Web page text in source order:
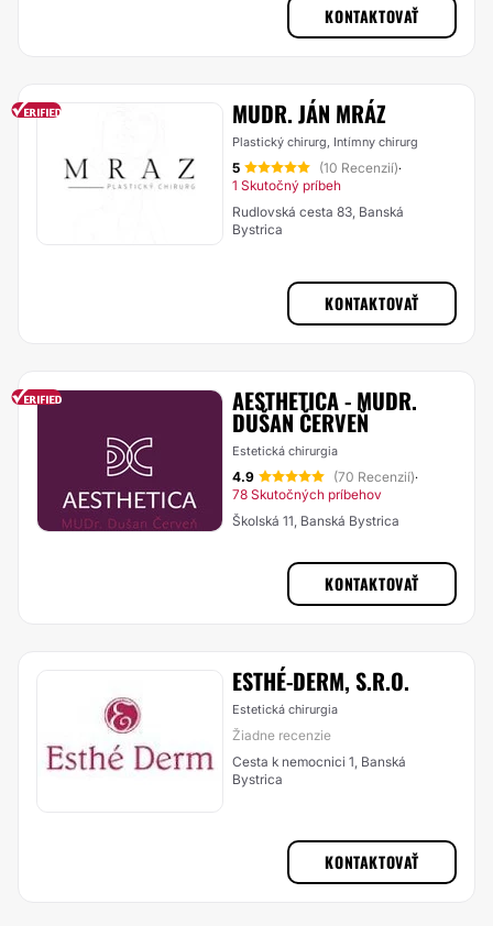
KONTAKTOVAŤ
MUDR. JÁN MRÁZ
Plastický chirurg, Intímny chirurg
5 (10 Recenzií)·
1 Skutočný príbeh
Rudlovská cesta 83, Banská
Bystrica
KONTAKTOVAŤ
AESTHETICA - MUDR.
DUŠAN ČERVEŇ
Estetická chirurgia
4.9 (70 Recenzií)·
78 Skutočných príbehov
Školská 11, Banská Bystrica
KONTAKTOVAŤ
ESTHÉ-DERM, S.R.O.
Estetická chirurgia
Žiadne recenzie
Cesta k nemocnici 1, Banská
Bystrica
KONTAKTOVAŤ